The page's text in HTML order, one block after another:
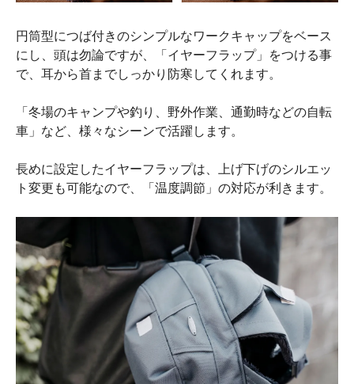
円筒型につば付きのシンプルなワークキャップをベース
にし、頭は勿論ですが、「イヤーフラップ」をつける事
で、耳から首までしっかり防寒してくれます。
「冬場のキャンプや釣り、野外作業、通勤時などの自転
車」など、様々なシーンで活躍します。
長めに設定したイヤーフラップは、上げ下げのシルエッ
ト変更も可能なので、「温度調節」の対応が利きます。